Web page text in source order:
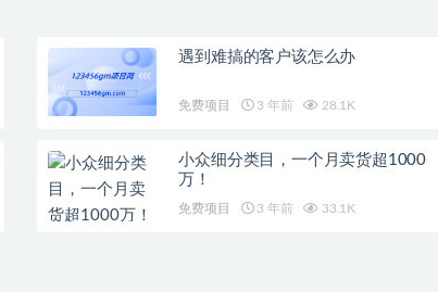
遇到难搞的客户该怎么办
免费项目 3 年前 28.1K
小众细分类目，一个月卖货超1000
万！
免费项目 3 年前 33.1K